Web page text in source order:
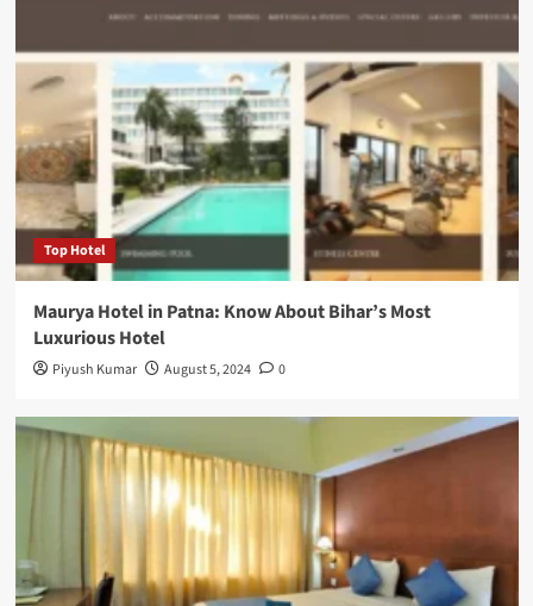
Top Hotel
Maurya Hotel in Patna: Know About Bihar’s Most
Luxurious Hotel
Piyush Kumar August 5, 2024 0